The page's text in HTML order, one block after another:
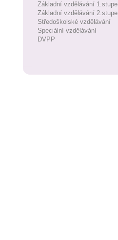
Základní vzdělávání
Základní vzdělávání
Středoškolské vzdělávání
Speciální vzdělávání
DVPP